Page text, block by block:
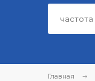
Главная